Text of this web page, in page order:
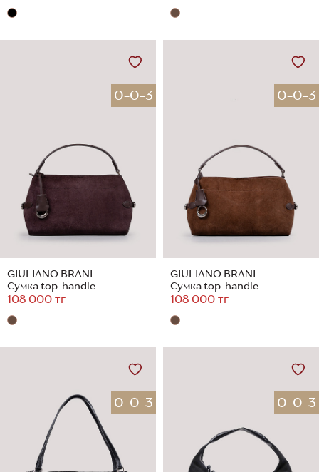
0-0-3
GIULIANO BRANI
Сумка top-handle
108 000 тг
0-0-3
GIULIANO BRANI
Сумка top-handle
108 000 тг
0-0-3 0-0-3